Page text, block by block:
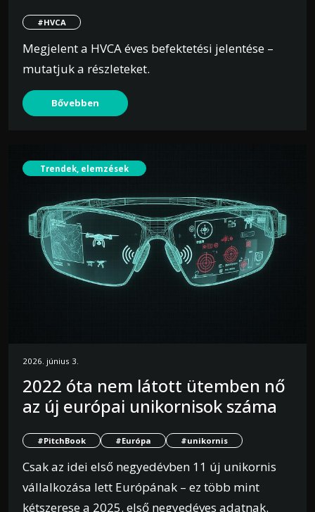
#HVCA
Megjelent a HVCA éves befektetési jelentése –
mutatjuk a részleteket.
Bővebben
Trendek, elemzések
2026. június 3.
2022 óta nem látott ütemben nő
az új európai unikornisok száma
#PitchBook #Európa #unikornis
Csak az idei első negyedévben 11 új unikornis
vállalkozása lett Európának – ez több mint
kétszerese a 2025. első negyedéves adatnak.